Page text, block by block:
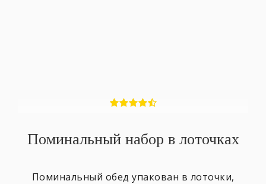
Поминальный набор в лоточках
Поминальный обед упакован в лоточки,